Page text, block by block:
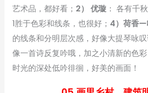
艺术品，都好看； 2） 优璇 ： 各有千秋
1胜于色彩和线条，也很好； 4）荷香—
的线条和分明层次感，好像大提琴咏
像一首诗反复吟哦，加之小清新的色
时光的深处低吟徘徊，好美的画面！